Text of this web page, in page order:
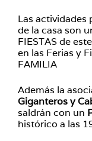
Las actividades
de la casa son
FIESTAS de
en las Ferias y
FAMILIA
Además la
Giganteros y
saldrán con un
histórico a las